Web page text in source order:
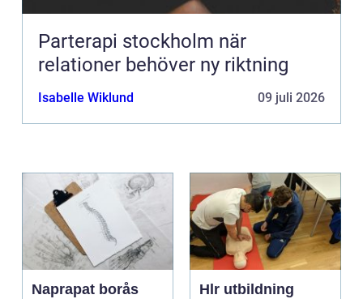
Parterapi stockholm när
relationer behöver ny riktning
Isabelle Wiklund 09 juli 2026
Naprapat borås
Hlr utbildning